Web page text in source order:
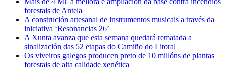
forestais de Antela
A construción artesanal de instrumentos musicais a través da
iniciativa ‘Resonancias 26’
A Xunta avanza que esta semana quedará rematada a
sinalización das 52 etapas do Camiño do Litoral
Os viveiros galegos producen preto de 10 millóns de plantas
forestais de alta calidade xenética